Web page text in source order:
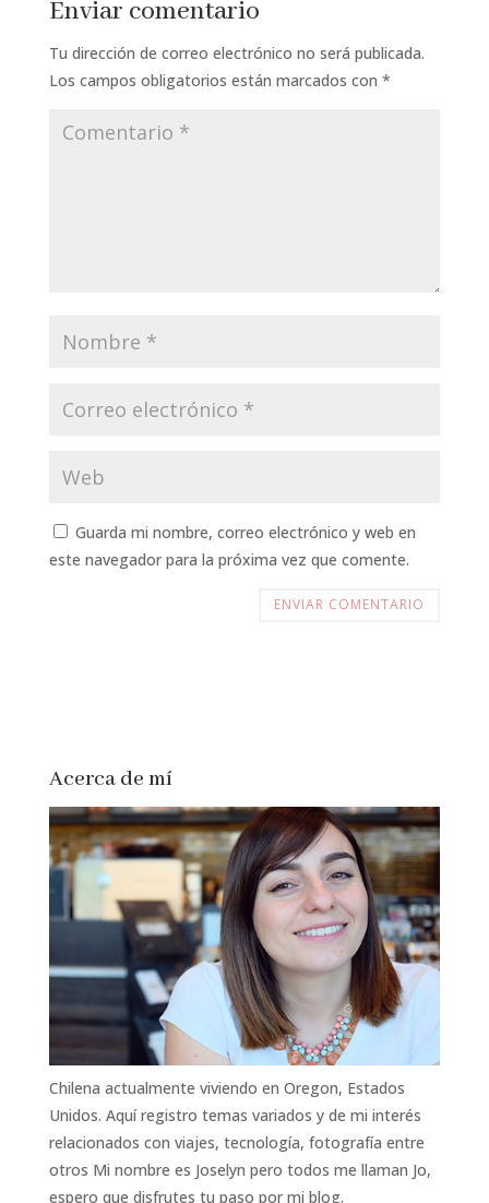
Enviar comentario
Tu dirección de correo electrónico no será publicada.
Los campos obligatorios están marcados con *
Guarda mi nombre, correo electrónico y web en
este navegador para la próxima vez que comente.
Acerca de mí
Chilena actualmente viviendo en Oregon, Estados
Unidos. Aquí registro temas variados y de mi interés
relacionados con viajes, tecnología, fotografía entre
otros Mi nombre es Joselyn pero todos me llaman Jo,
espero que disfrutes tu paso por mi blog.